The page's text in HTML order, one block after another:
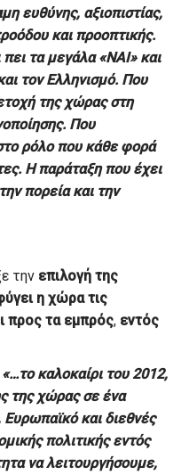
ευθύνης, αξιοπιστίας,
και προοπτικής.
τα μεγάλα «ΝΑΙ» και
τον Ελληνισμό. Που
της χώρας στη
Που
ρόλο που κάθε φορά
Η παράταξη που έχει
πορεία και την
την επιλογή της
η χώρα τις
προς τα εμπρός, εντός
«…το καλοκαίρι του 2012,
της χώρας σε ένα
Ευρωπαϊκό και διεθνές
πολιτικής εντός
να λειτουργήσουμε,